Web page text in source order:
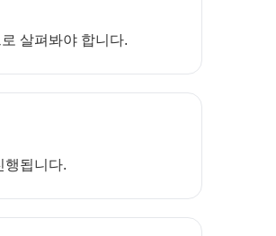
살펴봐야 합니다.
됩니다.